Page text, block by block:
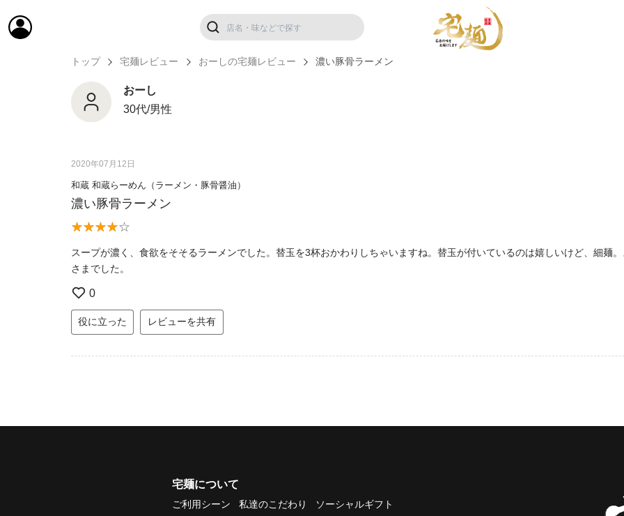
トップ 宅麺レビュー おーしの宅麺レビュー 濃い豚骨ラーメン
おーし
30代/男性
2020年07月12日
和蔵 和蔵らーめん（ラーメン・豚骨醤油）
濃い豚骨ラーメン
スープが濃く、食欲をそそるラーメンでした。替玉を3杯おかわりしちゃいますね。替玉が付いているのは嬉しいけど、細麺
さまでした。
0
役に立った レビューを共有
宅麺について
ご利用シーン 私達のこだわり ソーシャルギフト